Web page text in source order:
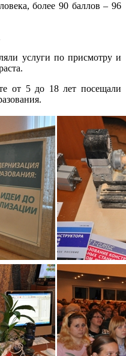
более 90 баллов – 96
услуги по присмотру и
от 5 до 18 лет посещали